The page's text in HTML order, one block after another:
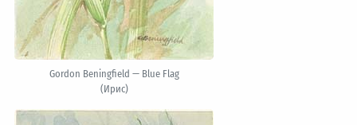
Gordon Beningfield — Blue Flag
(Ирис)